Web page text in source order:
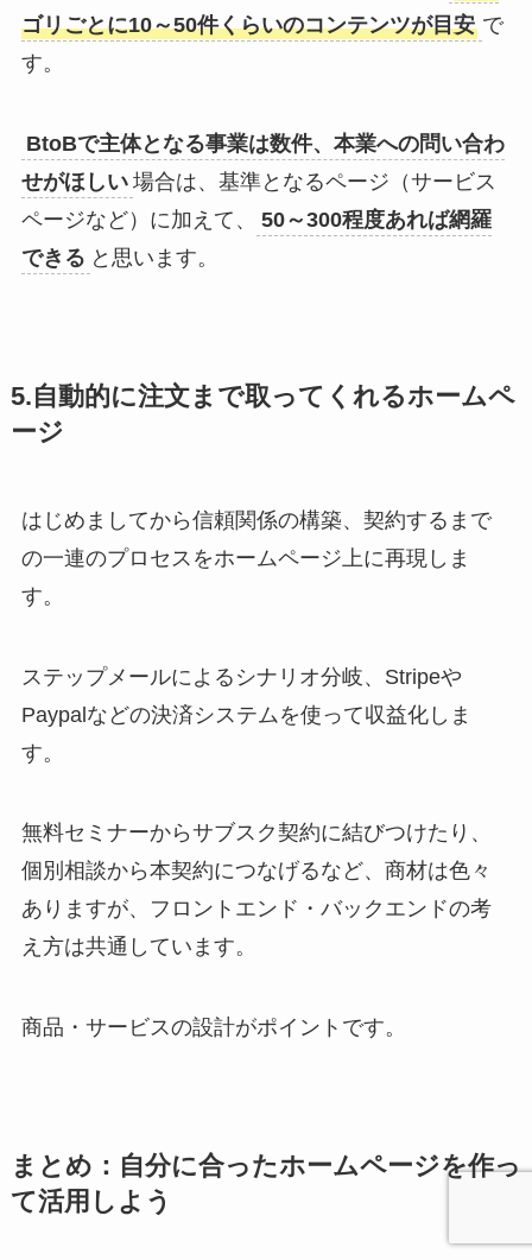
ゴリごとに10～50件くらいのコンテンツが目安 で
す。
BtoBで主体となる事業は数件、本業への問い合わ
せがほしい 場合は、基準となるページ（サービス
ページなど）に加えて、
50～300程度あれば網羅
できる と思います。
5.自動的に注文まで取ってくれるホームペ
ージ
はじめましてから信頼関係の構築、契約するまで
の一連のプロセスをホームページ上に再現しま
す。
ステップメールによるシナリオ分岐、Stripeや
Paypalなどの決済システムを使って収益化しま
す。
無料セミナーからサブスク契約に結びつけたり、
個別相談から本契約につなげるなど、商材は色々
ありますが、フロントエンド・バックエンドの考
え方は共通しています。
商品・サービスの設計がポイントです。
まとめ：自分に合ったホームページを作っ
て活用しよう